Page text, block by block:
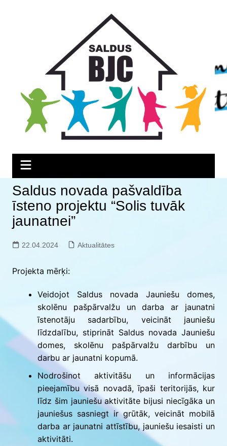
Saldus novada pašvaldība
īsteno projektu “Solis tuvāk
jaunatnei”
22.04.2024 Aktualitātes
Projekta mērķi:
Veidojot Saldus novada Jauniešu domes,
skolēnu pašpārvalžu un darba ar jaunatni
īstenotāju sadarbību, veicināt jauniešu
līdzdalību, stiprināt Saldus novada Jauniešu
domes, skolēnu pašpārvalžu darbību un
darbu ar jaunatni kopumā.
Nodrošinot aktivitāšu un informācijas
pieejamību visā novadā, īpaši teritorijās, kur
līdz šim jauniešu aktivitāte bijusi niecīgāka un
jauniešus sasniegt ir grūtāk, veicināt mobilā
darba ar jaunatni attīstību, jauniešu iesaisti un
aktivitāti.